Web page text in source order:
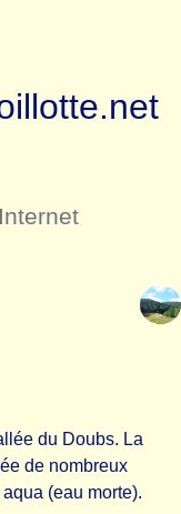
du Doubs. La
de nombreux
(eau morte).